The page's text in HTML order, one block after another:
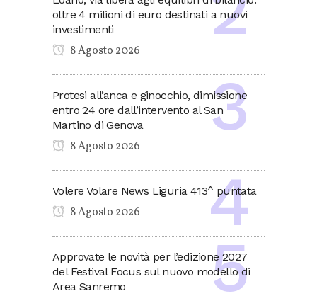
oltre 4 milioni di euro destinati a nuovi
investimenti
8 Agosto 2026
Protesi all’anca e ginocchio, dimissione
entro 24 ore dall’intervento al San
Martino di Genova
8 Agosto 2026
Volere Volare News Liguria 413^ puntata
8 Agosto 2026
Approvate le novità per l’edizione 2027
del Festival Focus sul nuovo modello di
Area Sanremo